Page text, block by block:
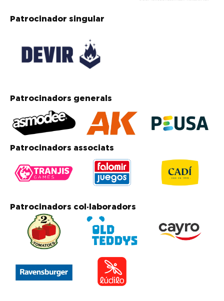
Patrocinador singular
Patrocinadors generals
Patrocinadors associats
Patrocinadors col·laboradors